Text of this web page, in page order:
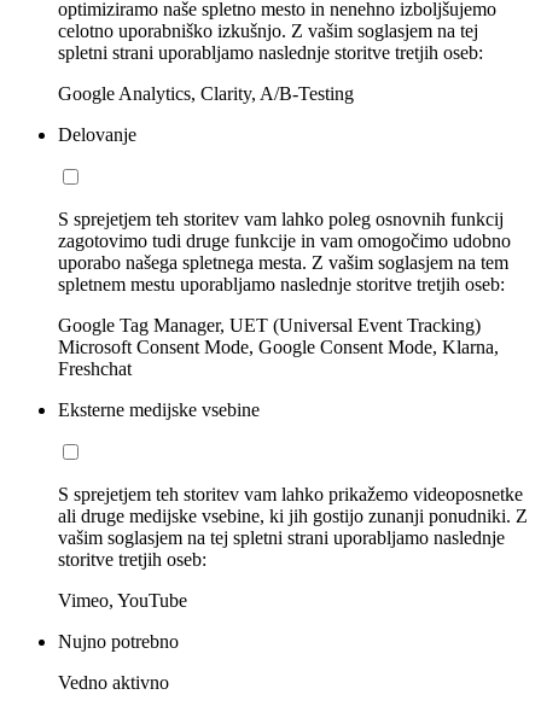
optimiziramo naše spletno mesto in nenehno izboljšujemo
celotno uporabniško izkušnjo. Z vašim soglasjem na tej
spletni strani uporabljamo naslednje storitve tretjih oseb:
Google Analytics, Clarity, A/B-Testing
Delovanje
S sprejetjem teh storitev vam lahko poleg osnovnih funkcij
zagotovimo tudi druge funkcije in vam omogočimo udobno
uporabo našega spletnega mesta. Z vašim soglasjem na tem
spletnem mestu uporabljamo naslednje storitve tretjih oseb:
Google Tag Manager, UET (Universal Event Tracking)
Microsoft Consent Mode, Google Consent Mode, Klarna,
Freshchat
Eksterne medijske vsebine
S sprejetjem teh storitev vam lahko prikažemo videoposnetke
ali druge medijske vsebine, ki jih gostijo zunanji ponudniki. Z
vašim soglasjem na tej spletni strani uporabljamo naslednje
storitve tretjih oseb:
Vimeo, YouTube
Nujno potrebno
Vedno aktivno